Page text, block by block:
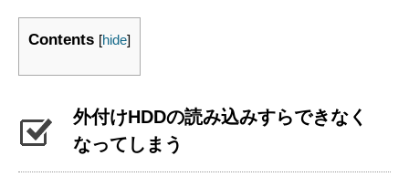
Contents [hide]
外付けHDDの読み込みすらできなく
なってしまう